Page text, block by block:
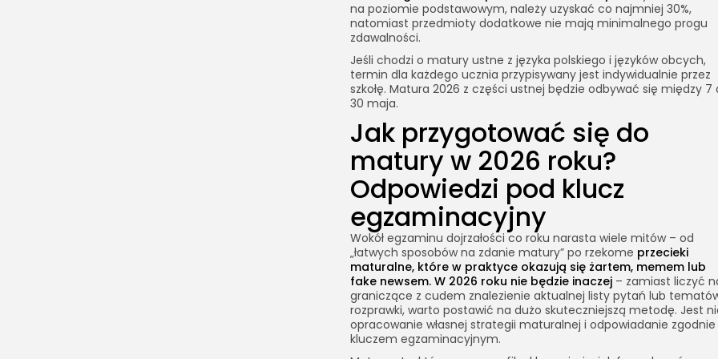
na poziomie podstawowym, należy uzyskać co najmniej 30%,
natomiast przedmioty dodatkowe nie mają minimalnego progu
zdawalności.
Jeśli chodzi o matury ustne z języka polskiego i języków obcych,
termin dla każdego ucznia przypisywany jest indywidualnie przez
szkołę. Matura 2026 z części ustnej będzie odbywać się między 7
30 maja.
Jak przygotować się do
matury w 2026 roku?
Odpowiedzi pod klucz
egzaminacyjny
Wokół egzaminu dojrzałości co roku narasta wiele mitów – od
„łatwych sposobów na zdanie matury” po rzekome przecieki
maturalne, które w praktyce okazują się żartem, memem lub
fake newsem. W 2026 roku nie będzie inaczej – zamiast liczyć
graniczące z cudem znalezienie aktualnej listy pytań lub
rozprawki, warto postawić na dużo skuteczniejszą metodę. Jest
opracowanie własnej strategii maturalnej i odpowiadanie zgodnie
kluczem egzaminacyjnym.